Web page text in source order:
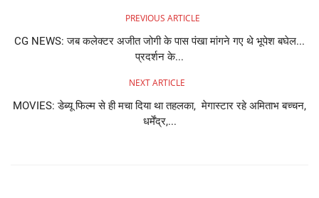
PREVIOUS ARTICLE
CG NEWS: जब कलेक्टर अजीत जोगी के पास पंखा मांगने गए थे भूपेश बघेल...
प्रदर्शन के...
NEXT ARTICLE
MOVIES: डेब्यू फिल्म से ही मचा दिया था तहलका, मेगास्टार रहे अमिताभ बच्चन,
धर्मेंद्र,...